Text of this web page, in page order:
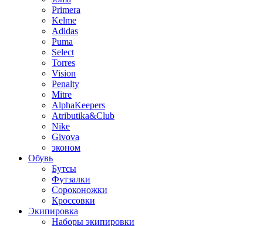
Primera
Kelme
Adidas
Puma
Select
Torres
Vision
Penalty
Mitre
AlphaKeepers
Atributika&Club
Nike
Givova
эконом
Обувь
Бутсы
Футзалки
Сороконожки
Кроссовки
Экипировка
Наборы экипировки